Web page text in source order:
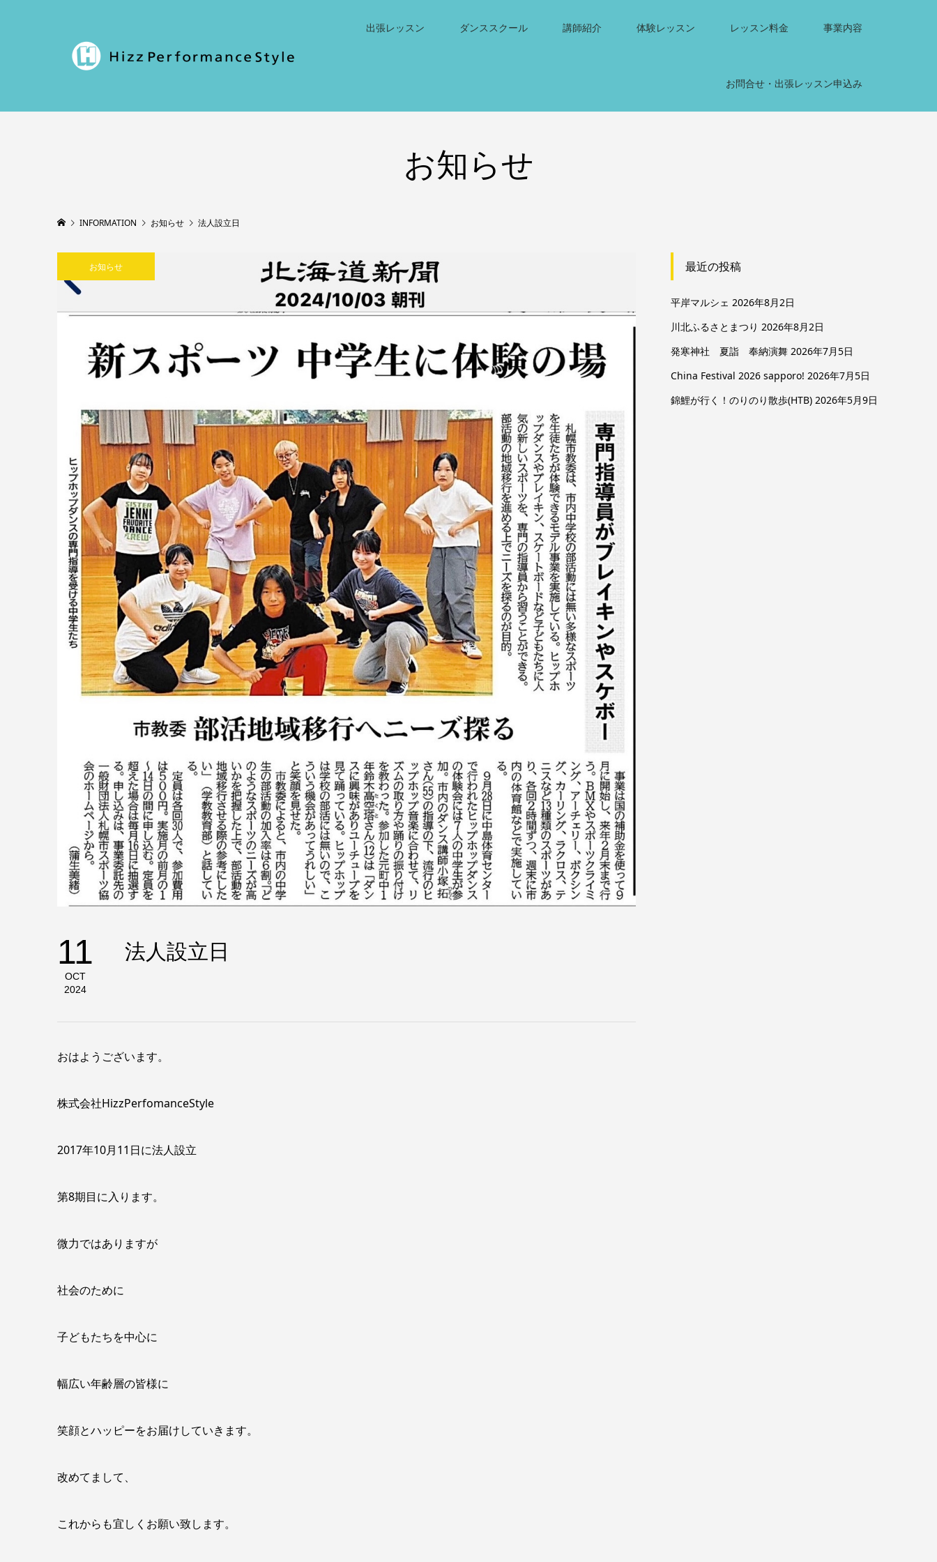
出張レッスン ダンススクール 講師紹介 体験レッスン レッスン料金 事業内容
お問合せ・出張レッスン申込み
お知らせ
INFORMATION お知らせ 法人設立日
お知らせ
11
OCT
2024
法人設立日
おはようございます。
株式会社HizzPerfomanceStyle
2017年10月11日に法人設立
第8期目に入ります。
微力ではありますが
社会のために
子どもたちを中心に
幅広い年齢層の皆様に
笑顔とハッピーをお届けしていきます。
改めてまして、
これからも宜しくお願い致します。
最近の投稿
平岸マルシェ 2026年8月2日
川北ふるさとまつり 2026年8月2日
発寒神社 夏詣 奉納演舞 2026年7月5日
China Festival 2026 sapporo! 2026年7月5日
錦鯉が行く！のりのり散歩(HTB) 2026年5月9日